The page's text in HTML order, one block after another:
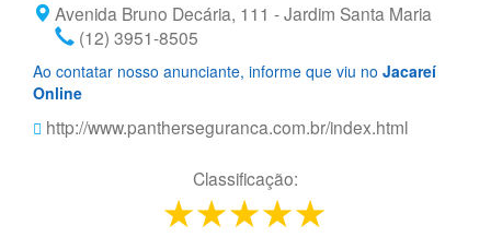
Avenida Bruno Decária, 111 - Jardim Santa Maria
(12) 3951-8505
Ao contatar nosso anunciante, informe que viu no Jacareí
Online
http://www.pantherseguranca.com.br/index.html
Classificação:
4 stars
3 stars
2 stars
1 star